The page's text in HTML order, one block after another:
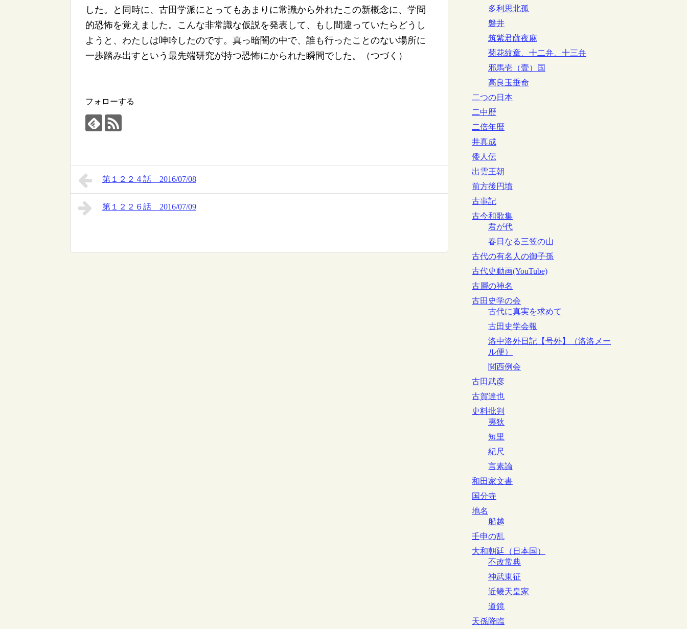
した。と同時に、古田学派にとってもあまりに常識から外れたこの新概念に、学問
的恐怖を覚えました。こんな非常識な仮説を発表して、もし間違っていたらどうし
ようと、わたしは呻吟したのです。真っ暗闇の中で、誰も行ったことのない場所に
一歩踏み出すという最先端研究が持つ恐怖にかられた瞬間でした。（つづく）
フォローする
第１２２４話 2016/07/08
第１２２６話 2016/07/09
多利思北孤
磐井
筑紫君薩夜麻
菊花紋章、十二弁、十三弁
邪馬壱（壹）国
高良玉垂命
二つの日本
二中歴
二倍年暦
井真成
倭人伝
出雲王朝
前方後円墳
古事記
古今和歌集
君が代
春日なる三笠の山
古代の有名人の御子孫
古代史動画(YouTube)
古層の神名
古田史学の会
古代に真実を求めて
古田史学会報
洛中洛外日記【号外】（洛洛メー
ル便）
関西例会
古田武彦
古賀達也
史料批判
夷狄
短里
紀尺
言素論
和田家文書
国分寺
地名
船越
壬申の乱
大和朝廷（日本国）
不改常典
神武東征
近畿天皇家
道鏡
天孫降臨